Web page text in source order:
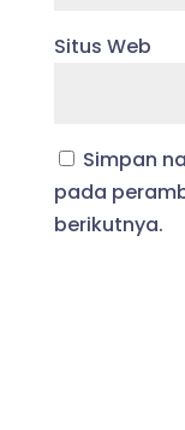
Situs Web
Simpan
pada
berikutnya.